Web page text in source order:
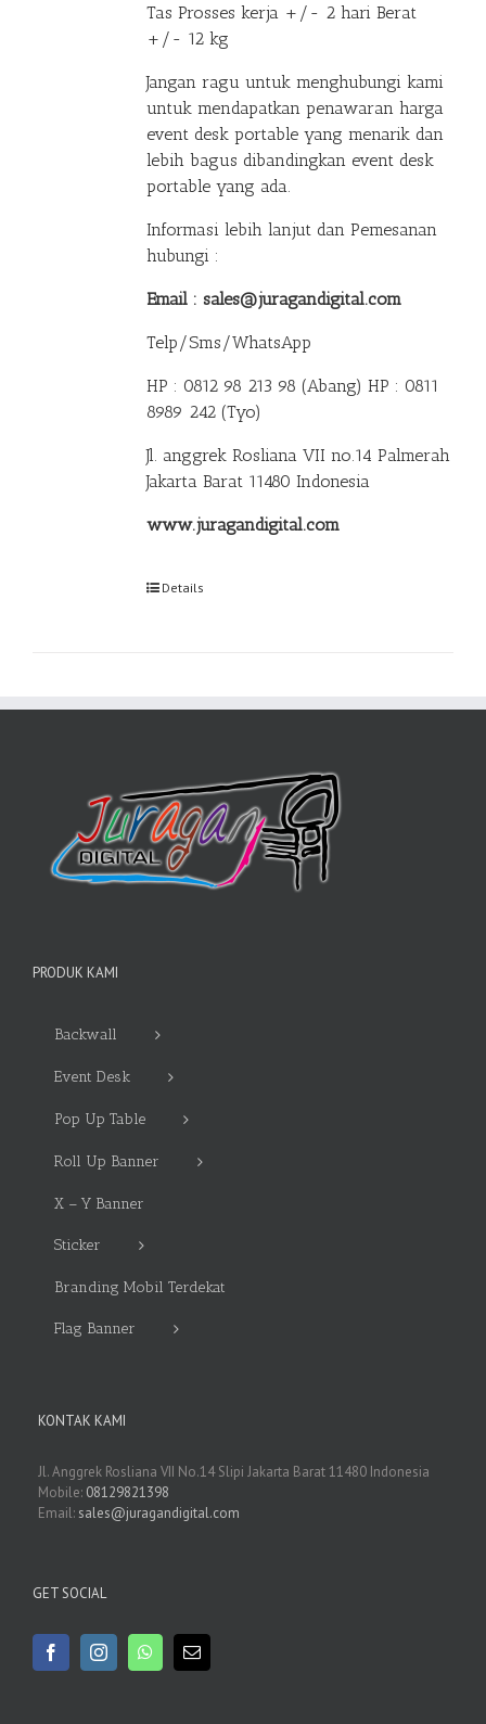
Tas Prosses kerja +/- 2 hari Berat
+/- 12 kg
Jangan ragu untuk menghubungi kami
untuk mendapatkan penawaran harga
event desk portable yang menarik dan
lebih bagus dibandingkan event desk
portable yang ada.
Informasi lebih lanjut dan Pemesanan
hubungi :
Email : sales@juragandigital.com
Telp/Sms/WhatsApp
HP : 0812 98 213 98 (Abang) HP : 0811
8989 242 (Tyo)
Jl. anggrek Rosliana VII no.14 Palmerah
Jakarta Barat 11480 Indonesia
www.juragandigital.com
Details
PRODUK KAMI
Backwall
Event Desk
Pop Up Table
Roll Up Banner
X – Y Banner
Sticker
Branding Mobil Terdekat
Flag Banner
KONTAK KAMI
Jl. Anggrek Rosliana VII No.14 Slipi Jakarta Barat 11480 Indonesia
Mobile: 08129821398
Email: sales@juragandigital.com
GET SOCIAL